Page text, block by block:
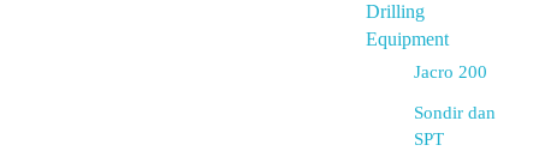
Drilling
Equipment
Jacro 200
Sondir dan
SPT